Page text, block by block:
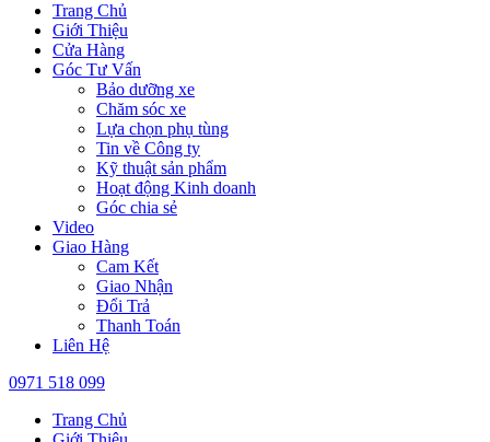
Trang Chủ
Giới Thiệu
Cửa Hàng
Góc Tư Vấn
Bảo dưỡng xe
Chăm sóc xe
Lựa chọn phụ tùng
Tin về Công ty
Kỹ thuật sản phẩm
Hoạt động Kinh doanh
Góc chia sẻ
Video
Giao Hàng
Cam Kết
Giao Nhận
Đổi Trả
Thanh Toán
Liên Hệ
0971 518 099
Trang Chủ